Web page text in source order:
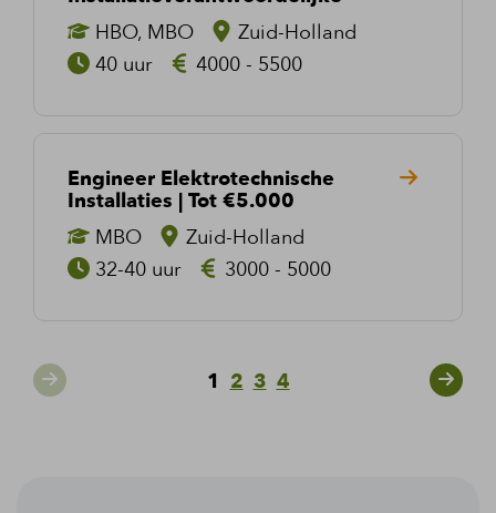
HBO, MBO
Zuid-Holland
40 uur
4000 - 5500
Engineer Elektrotechnische
Installaties | Tot €5.000
MBO
Zuid-Holland
32-40 uur
3000 - 5000
1 2 3 4